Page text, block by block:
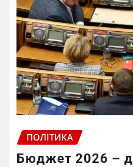
ПОЛІТИКА
Бюджет 2026 –